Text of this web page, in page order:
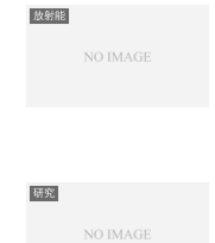
放射能
研究